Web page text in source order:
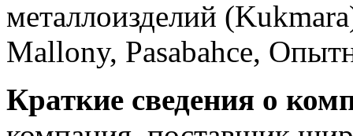
металлоизделий
Mallony, Pasabahce,
Краткие сведения о